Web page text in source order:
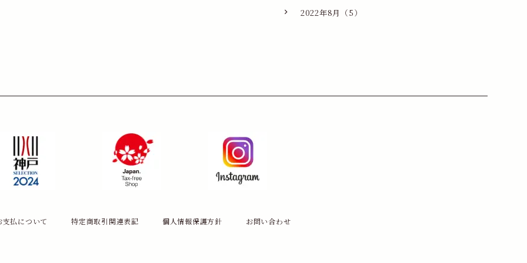
2022年8月（5）
支払について 特定商取引関連表記 個人情報保護方針 お問い合わせ